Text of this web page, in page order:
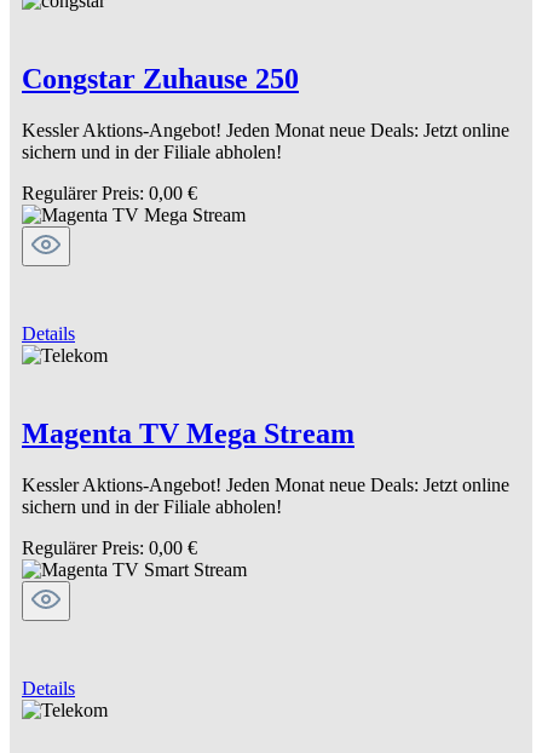
Congstar Zuhause 250
Kessler Aktions-Angebot! Jeden Monat neue Deals: Jetzt online
sichern und in der Filiale abholen!
Regulärer Preis: 0,00 €
Details
Magenta TV Mega Stream
Kessler Aktions-Angebot! Jeden Monat neue Deals: Jetzt online
sichern und in der Filiale abholen!
Regulärer Preis: 0,00 €
Details